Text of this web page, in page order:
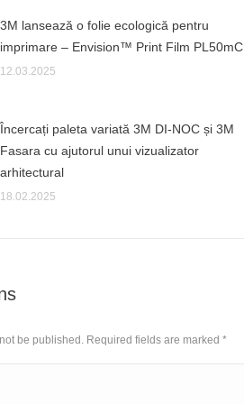
3M lansează o folie ecologică pentru
imprimare – Envision™ Print Film PL50mC
12.03.2025
Încercați paleta variată 3M DI-NOC și 3M
Fasara cu ajutorul unui vizualizator
arhitectural
18.02.2025
be published. Required fields are marked *